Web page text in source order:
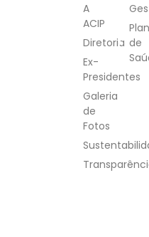
A
ACIP
Diretoria
Ex-
Presidentes
Galeria
de
Fotos
de